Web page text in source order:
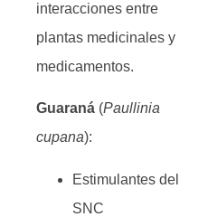
interacciones entre
plantas medicinales y
medicamentos.
Guaraná (Paullinia
cupana):
Estimulantes del
SNC